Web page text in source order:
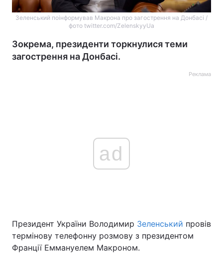
Зеленський поінформував Макрона про загострення на Донбасі /
фото twitter.com/ZelenskyyUa
Зокрема, президенти торкнулися теми
загострення на Донбасі.
Реклама
ad
Президент України Володимир Зеленський провів
термінову телефонну розмову з президентом
Франції Еммануелем Макроном.